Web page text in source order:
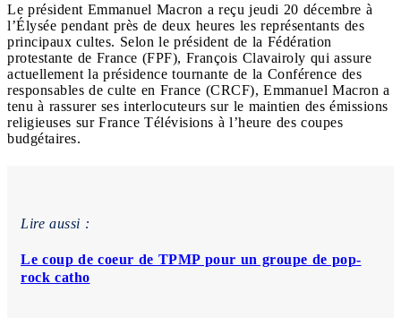
Le président Emmanuel Macron a reçu jeudi 20 décembre à
l’Élysée pendant près de deux heures les représentants des
principaux cultes. Selon le président de la Fédération
protestante de France (FPF), François Clavairoly qui assure
actuellement la présidence tournante de la Conférence des
responsables de culte en France (CRCF), Emmanuel Macron a
tenu à rassurer ses interlocuteurs sur le maintien des émissions
religieuses sur France Télévisions à l’heure des coupes
budgétaires.
Lire aussi :
Le coup de coeur de TPMP pour un groupe de pop-
rock catho